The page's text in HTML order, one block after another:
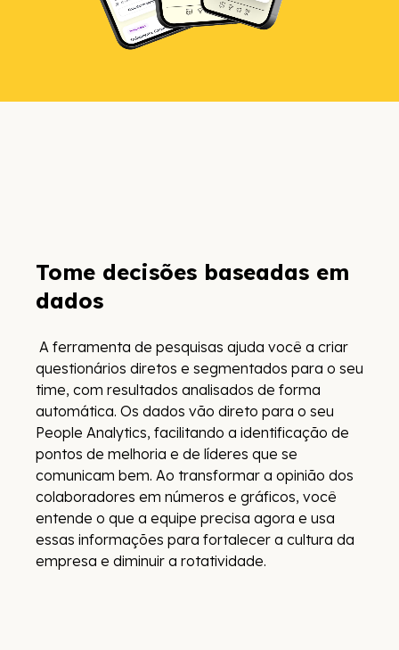
Tome decisões baseadas em
dados
A ferramenta de pesquisas ajuda você a criar
questionários diretos e segmentados para o seu
time, com resultados analisados de forma
automática. Os dados vão direto para o seu
People Analytics, facilitando a identificação de
pontos de melhoria e de líderes que se
comunicam bem. Ao transformar a opinião dos
colaboradores em números e gráficos, você
entende o que a equipe precisa agora e usa
essas informações para fortalecer a cultura da
empresa e diminuir a rotatividade.